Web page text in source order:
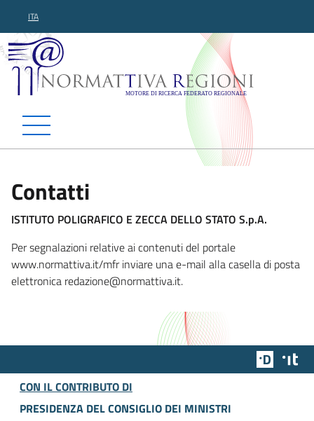
ITA
Normattiva Regioni -
Contatti
ISTITUTO POLIGRAFICO E ZECCA DELLO STATO S.p.A.
Per segnalazioni relative ai contenuti del portale
www.normattiva.it/mfr inviare una e-mail alla casella di posta
elettronica redazione@normattiva.it.
Team
CON IL CONTRIBUTO DI
PRESIDENZA DEL CONSIGLIO DEI MINISTRI